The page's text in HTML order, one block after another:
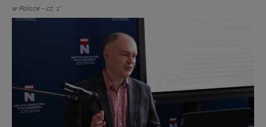
w Polsce - cz. 1".